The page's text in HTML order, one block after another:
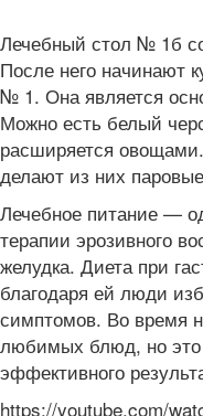
Лечебный стол № 1б
После него начинают
№ 1. Она является
Можно есть белый
расширяется
делают из них
Лечебное питание —
терапии эрозивного
желудка. Диета при
благодаря ей люди
симптомов. Во время
любимых блюд, но это
эффективного
https://youtube.com/